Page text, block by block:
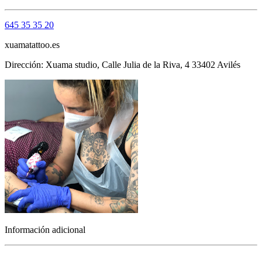
645 35 35 20
xuamatattoo.es
Dirección: Xuama studio, Calle Julia de la Riva, 4 33402 Avilés
Información adicional